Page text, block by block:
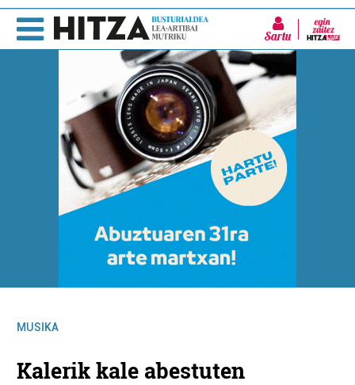
Sartu
MUSIKA
Kalerik kale abestuten